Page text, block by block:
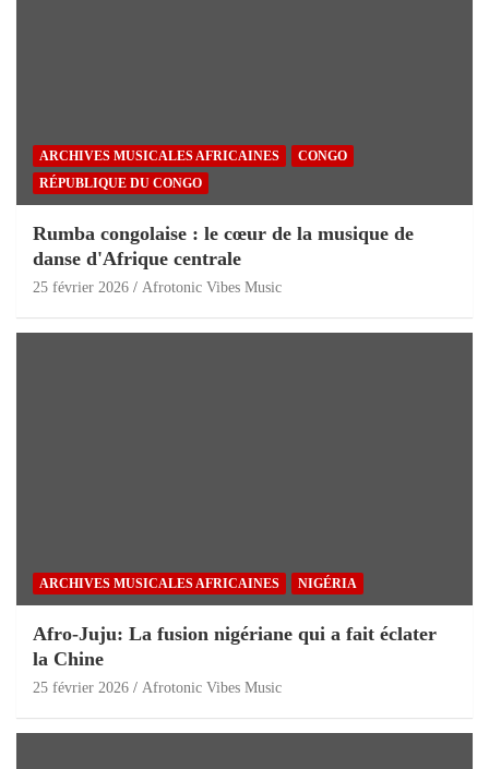
ARCHIVES MUSICALES AFRICAINES
CONGO
RÉPUBLIQUE DU CONGO
Rumba congolaise : le cœur de la musique de
danse d'Afrique centrale
25 février 2026 Afrotonic Vibes Music
ARCHIVES MUSICALES AFRICAINES NIGÉRIA
Afro-Juju: La fusion nigériane qui a fait éclater
la Chine
25 février 2026 Afrotonic Vibes Music